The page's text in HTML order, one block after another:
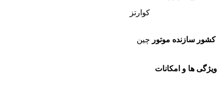
کوارتز
کشور سازنده موتور چین
ویژگی ها و امکانات